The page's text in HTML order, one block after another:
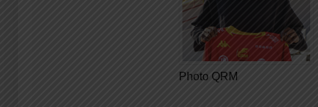
Photo QRM